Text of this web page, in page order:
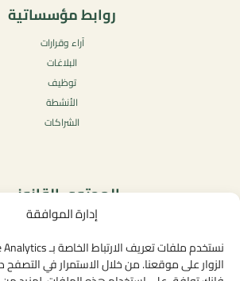
إدارة الموافقة
الزوار على موقعنا. من خلال الاستمرار في التصفح
روابط مؤسساتية
آراء وقرارات
البلاغات
توظيف
الأنشطة
الشراكات
المحتوى القانوني
سياسة الخصوصية
شروط الاستخدام العامة
الإشعارات القانونية